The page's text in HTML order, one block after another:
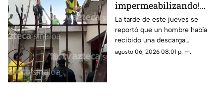
impermeabilizando!
Hombre recibe
descarga eléctrica en la
colonia Álamos Uno, en
Los Mochis
La tarde de este jueves se
reportó que un hombre había
recibido una descarga
eléctrica mientras se
agosto 06, 2026 08:01 p. m.